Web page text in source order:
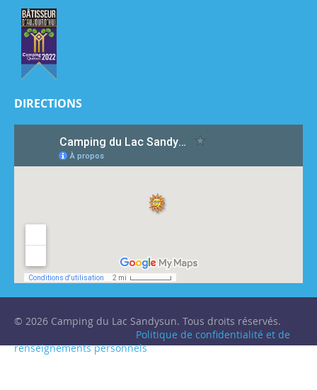
DIRECTIONS
© 2026 Camping du Lac Sandysun. Tous droits réservés.
Politique de confidentialité et de
renseignements personnels